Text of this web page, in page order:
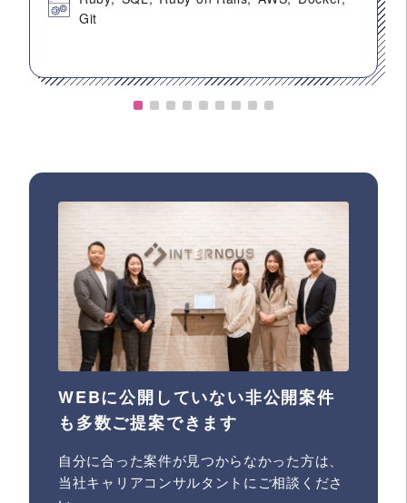
Git
WEBに公開していない非公開案件
も多数ご提案できます
自分に合った案件が見つからなかった方は、
当社キャリアコンサルタントにご相談くださ